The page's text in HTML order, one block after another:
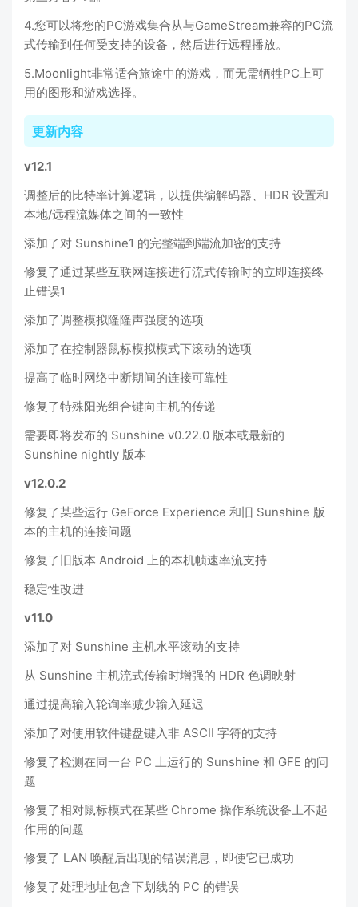
4.您可以将您的PC游戏集合从与GameStream兼容的PC流
式传输到任何受支持的设备，然后进行远程播放。
5.Moonlight非常适合旅途中的游戏，而无需牺牲PC上可
用的图形和游戏选择。
更新内容
v12.1
调整后的比特率计算逻辑，以提供编解码器、HDR 设置和
本地/远程流媒体之间的一致性
添加了对 Sunshine1 的完整端到端流加密的支持
修复了通过某些互联网连接进行流式传输时的立即连接终
止错误1
添加了调整模拟隆隆声强度的选项
添加了在控制器鼠标模拟模式下滚动的选项
提高了临时网络中断期间的连接可靠性
修复了特殊阳光组合键向主机的传递
需要即将发布的 Sunshine v0.22.0 版本或最新的
Sunshine nightly 版本
v12.0.2
修复了某些运行 GeForce Experience 和旧 Sunshine 版
本的主机的连接问题
修复了旧版本 Android 上的本机帧速率流支持
稳定性改进
v11.0
添加了对 Sunshine 主机水平滚动的支持
从 Sunshine 主机流式传输时增强的 HDR 色调映射
通过提高输入轮询率减少输入延迟
添加了对使用软件键盘键入非 ASCII 字符的支持
修复了检测在同一台 PC 上运行的 Sunshine 和 GFE 的问
题
修复了相对鼠标模式在某些 Chrome 操作系统设备上不起
作用的问题
修复了 LAN 唤醒后出现的错误消息，即使它已成功
修复了处理地址包含下划线的 PC 的错误